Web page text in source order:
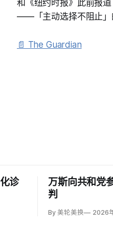
和《纽约时报》此前报
——「主动选择不阻止」
📄 The Guardian
诊
万斯向共和党
判
By 美轮美换 2026